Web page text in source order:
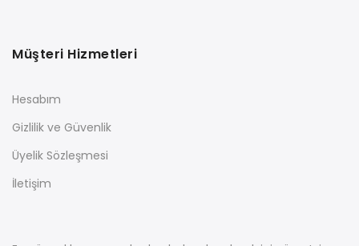
Müşteri Hizmetleri
Hesabım
Gizlilik ve Güvenlik
Üyelik Sözleşmesi
İletişim